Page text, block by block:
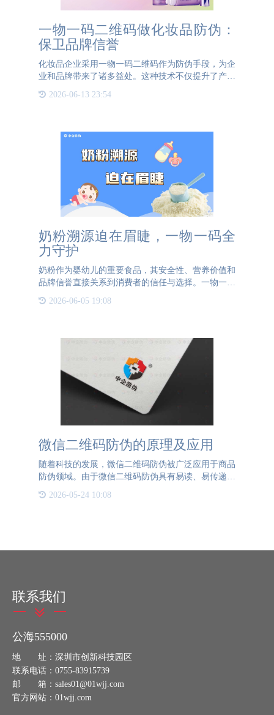
一物一码二维码做化妆品防伪：
保卫品牌信誉
化妆品企业采用一物一码二维码作为防伪手段，为企
业和品牌带来了诸多益处。这种技术不仅提升了产品
的防伪能力，还帮助企业建立了一套完善的产品追溯
体系，便于企业对产品质量进行全程监控。首先，从
2026-06-13 23:54
奶粉溯源迫在眉睫，一物一码全
力守护
奶粉作为婴幼儿的重要食品，其安全性、营养价值和
品牌信誉直接关系到消费者的信任与选择。一物一码
一物一码技术为每件奶粉产品赋予一个独一无二的二
2026-06-05 19:08
微信二维码防伪的原理及应用
随着科技的发展，微信二维码防伪被广泛应用于商品
防伪领域。由于微信二维码防伪具有易读、易传递、
维码防伪技术来保护自己的商业利益和消费者的权
2026-05-24 10:08
联系我们
公海555000
地 址：深圳市创新科技园区
联系电话：0755-83915739
邮 箱：sales01@01wjj.com
官方网站：01wjj.com